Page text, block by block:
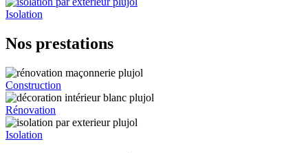
Isolation
Nos prestations
Construction
Rénovation
Isolation